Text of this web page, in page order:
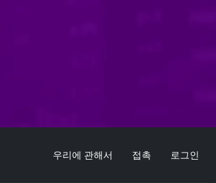
우리에 관해서 접촉 로그인